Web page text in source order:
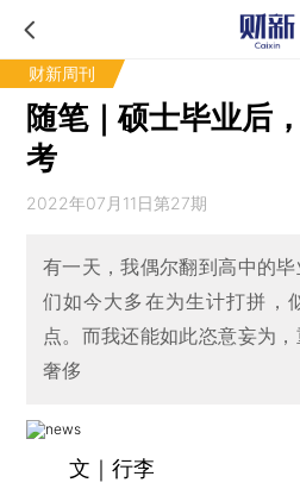
财新周刊
随笔｜硕士毕业后
考
2022年07月11日第27期
有一天，我偶尔翻到高中的
们如今大多在为生计打拼，
点。而我还能如此恣意妄为
奢侈
文｜行李